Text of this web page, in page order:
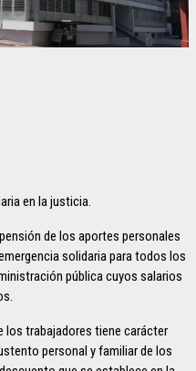
en la justicia.
de los aportes personales
solidaria para todos los
pública cuyos salarios
los trabajadores tiene carácter
personal y familiar de los